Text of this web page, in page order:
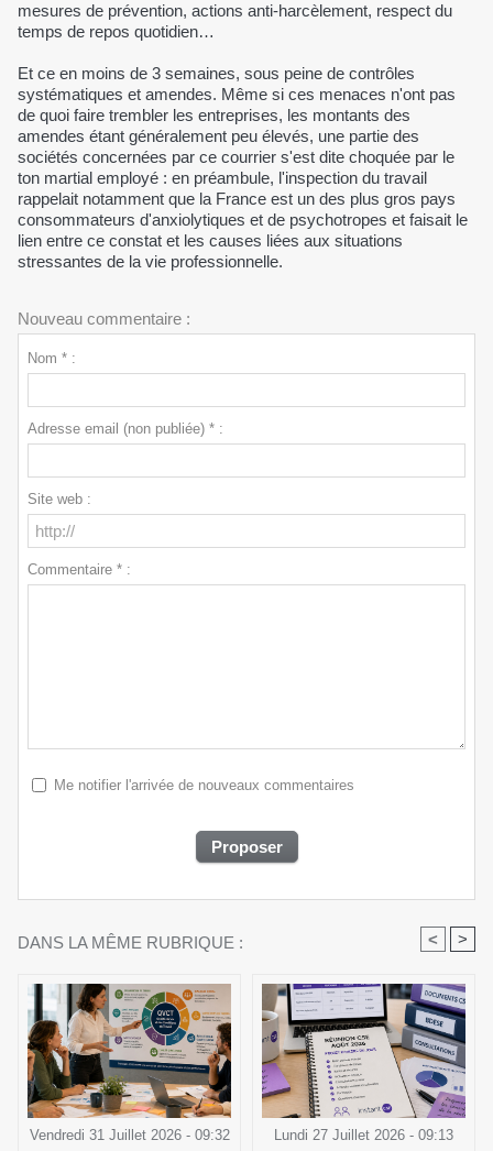
mesures de prévention, actions anti-harcèlement, respect du
temps de repos quotidien…
Et ce en moins de 3 semaines, sous peine de contrôles
systématiques et amendes. Même si ces menaces n'ont pas
de quoi faire trembler les entreprises, les montants des
amendes étant généralement peu élevés, une partie des
sociétés concernées par ce courrier s'est dite choquée par le
ton martial employé : en préambule, l'inspection du travail
rappelait notamment que la France est un des plus gros pays
consommateurs d'anxiolytiques et de psychotropes et faisait le
lien entre ce constat et les causes liées aux situations
stressantes de la vie professionnelle.
Nouveau commentaire :
Nom * :
Adresse email (non publiée) * :
Site web :
Commentaire * :
Me notifier l'arrivée de nouveaux commentaires
DANS LA MÊME RUBRIQUE : < >
Vendredi 31 Juillet 2026 - 09:32 Lundi 27 Juillet 2026 - 09:13